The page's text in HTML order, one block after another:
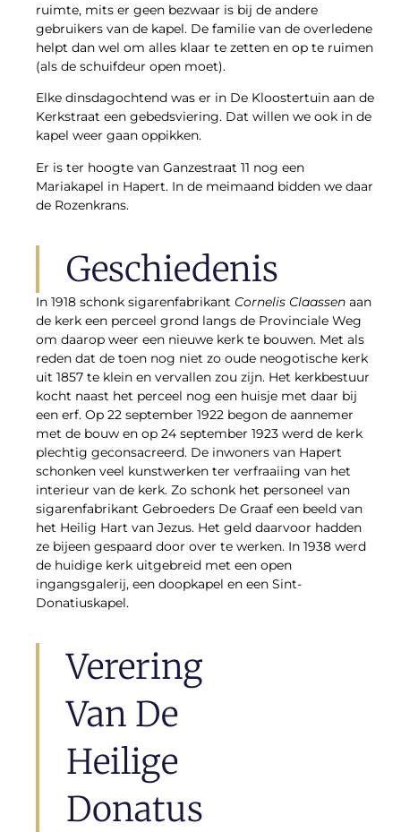
ruimte, mits er geen bezwaar is bij de andere
gebruikers van de kapel. De familie van de overledene
helpt dan wel om alles klaar te zetten en op te ruimen
(als de schuifdeur open moet).
Elke dinsdagochtend was er in De Kloostertuin aan de
Kerkstraat een gebedsviering. Dat willen we ook in de
kapel weer gaan oppikken.
Er is ter hoogte van Ganzestraat 11 nog een
Mariakapel in Hapert. In de meimaand bidden we daar
de Rozenkrans.
Geschiedenis
In 1918 schonk sigarenfabrikant Cornelis Claassen aan
de kerk een perceel grond langs de Provinciale Weg
om daarop weer een nieuwe kerk te bouwen. Met als
reden dat de toen nog niet zo oude neogotische kerk
uit 1857 te klein en vervallen zou zijn. Het kerkbestuur
kocht naast het perceel nog een huisje met daar bij
een erf. Op 22 september 1922 begon de aannemer
met de bouw en op 24 september 1923 werd de kerk
plechtig geconsacreerd. De inwoners van Hapert
schonken veel kunstwerken ter verfraaiing van het
interieur van de kerk. Zo schonk het personeel van
sigarenfabrikant Gebroeders De Graaf een beeld van
het Heilig Hart van Jezus. Het geld daarvoor hadden
ze bijeen gespaard door over te werken. In 1938 werd
de huidige kerk uitgebreid met een open
ingangsgalerij, een doopkapel en een Sint-
Donatiuskapel.
Verering
Van De
Heilige
Donatus